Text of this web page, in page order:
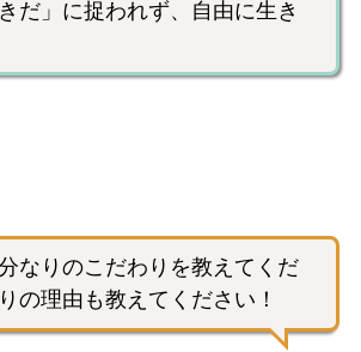
だ」に捉われず、自由に生き
なりのこだわりを教えてくだ
の理由も教えてください！